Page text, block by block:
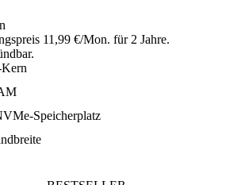
11,99 €/Mon. für 2 Jahre.
Speicherplatz